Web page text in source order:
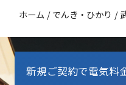
ホーム でんき・ひかり
新規ご契約で電気料